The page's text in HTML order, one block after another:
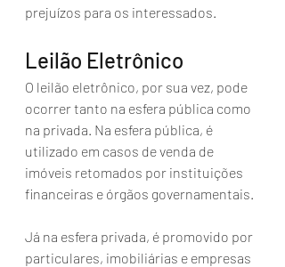
prejuízos para os interessados.
Leilão Eletrônico
O leilão eletrônico, por sua vez, pode
ocorrer tanto na esfera pública como
na privada. Na esfera pública, é
utilizado em casos de venda de
imóveis retomados por instituições
financeiras e órgãos governamentais.
Já na esfera privada, é promovido por
particulares, imobiliárias e empresas